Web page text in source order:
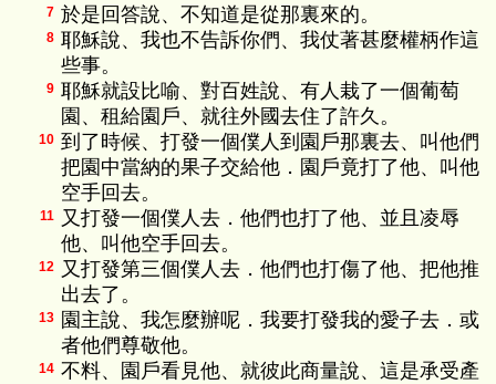
7 於是回答說、不知道是從那裏來的。
8 耶穌說、我也不告訴你們、我仗著甚麼權柄作這
些事。
9 耶穌就設比喻、對百姓說、有人栽了一個葡萄
園、租給園戶、就往外國去住了許久。
10 到了時候、打發一個僕人到園戶那裏去、叫他們
把園中當納的果子交給他．園戶竟打了他、叫他
空手回去。
11 又打發一個僕人去．他們也打了他、並且凌辱
他、叫他空手回去。
12 又打發第三個僕人去．他們也打傷了他、把他推
出去了。
13
園主說、我怎麼辦呢．我要打發我的愛子去．或
者他們尊敬他。
14 不料、園戶看見他、就彼此商量說、這是承受產